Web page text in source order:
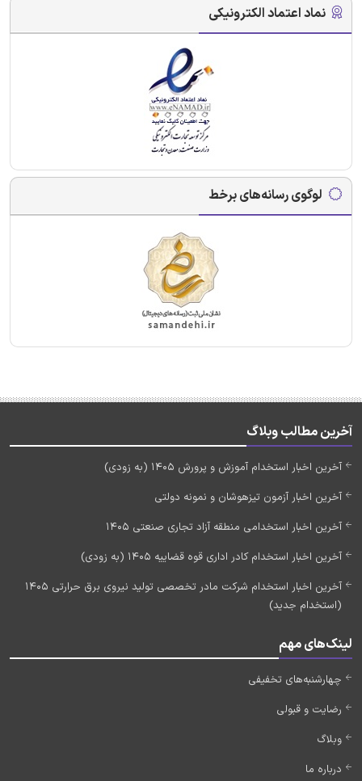
نماد اعتماد الکترونیکی
لوگوی رسانه‌های برخط
آخرین مطالب وبلاگ
آخرین اخبار استخدام آموزش و پرورش 1405 (به زودی)
آخرین اخبار آزمون تیزهوشان و نمونه دولتی
آخرین اخبار استخدامی منطقه آزاد تجاری صنعتی 1405
آخرین اخبار استخدام کادر اداری قوه قضاییه 1405 (به زودی)
آخرین اخبار استخدام شرکت مادر تخصصی تولید نیروی برق حرارتی 1405
(استخدام جدید)
لینک‌های مهم
چهارشنبه‌های تخفیفی
رضایت و قبولی
وبلاگ
درباره ما